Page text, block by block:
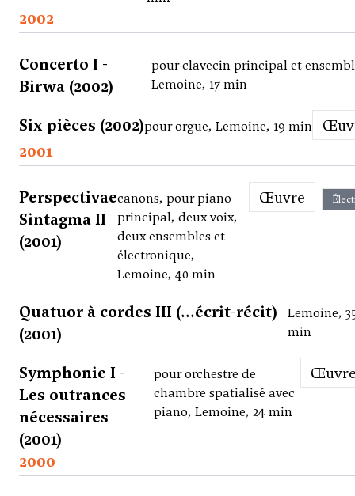
2002
Concerto I -
Birwa (2002)
pour clavecin principal et
Lemoine, 17 min
Six pièces (2002)pour orgue, Lemoine, 19 min
2001
Perspectivae
Sintagma II
(2001)
canons, pour piano
principal, deux voix,
deux ensembles et
électronique,
Lemoine, 40 min
Œuvre
Quatuor à cordes III (...écrit-récit)
(2001)
Lemoine,
min
Symphonie I -
Les outrances
nécessaires
(2001)
pour orchestre de
chambre spatialisé avec
piano, Lemoine, 24 min
2000